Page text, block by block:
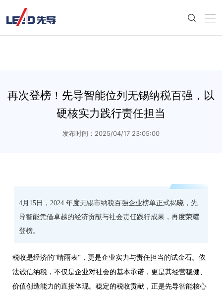
再次登榜！先导智能位列无锡纳税百强，以
硬核实力践行责任担当
发布时间：2025/04/17 23:05:00
4月15日，2024 年度无锡市纳税百强企业榜单正式揭晓，先
导智能凭借卓越的经济贡献与社会责任践行成果，再度荣耀
登榜。
税收是经济的“晴雨表“ ，更是企业实力与责任担当的试金石。依
法诚信纳税，不仅是企业对社会的基本承诺，更是其经营稳健、
价值创造能力的直接体现。稳定的税收贡献，正是先导智能核心